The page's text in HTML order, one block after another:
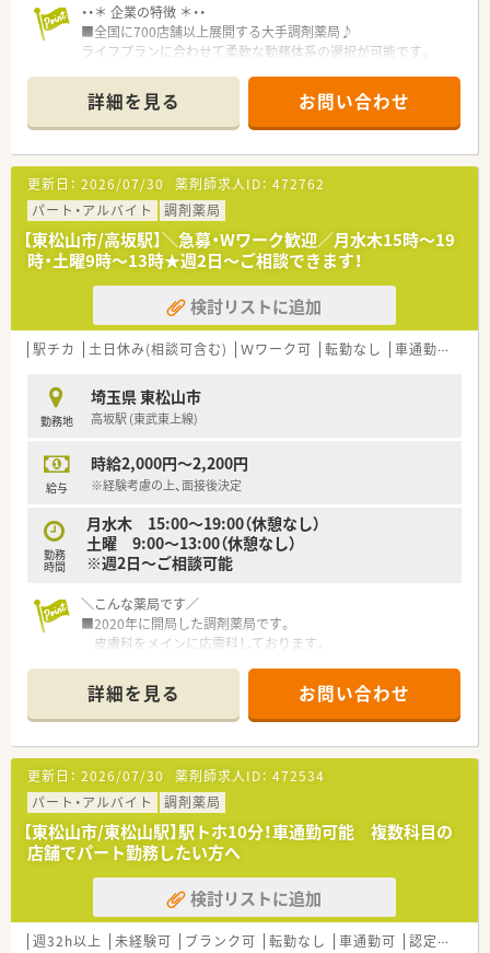
・・＊ 企業の特徴 ＊・・
■全国に700店舗以上展開する大手調剤薬局♪
ライフプランに合わせて柔軟な勤務体系の選択が可能です。
企業で長く勤めたい方におすすめの企業です。
■コース選択ができるためご自身の生活環境に合わせた働き方
を選択いただけます。
詳細を見る お問い合わせ
更新日： 2026/07/30 薬剤師求人ID： 472762
パート・アルバイト
調剤薬局
【東松山市/高坂駅】＼急募・Wワーク歓迎／月水木15時～19
時・土曜9時～13時★週2日～ご相談できます！
検討リストに追加
駅チカ 土日休み(相談可含む) Ｗワーク可 転勤なし 車通勤可
勤務地
埼玉県 東松山市
高坂駅 (東武東上線)
給与
時給2,000円～2,200円
※経験考慮の上、面接後決定
勤務
時間
月水木 15:00～19:00（休憩なし）
土曜 9:00～13:00（休憩なし）
※週2日～ご相談可能
＼こんな薬局です／
■2020年に開局した調剤薬局です。
皮膚科をメインに応需科しております。
マイカー通勤も可能です。
■午後帯のパート募集！
60代の方などもご相談可能です。
詳細を見る お問い合わせ
更新日： 2026/07/30 薬剤師求人ID： 472534
パート・アルバイト
調剤薬局
【東松山市/東松山駅】駅トホ10分！車通勤可能 複数科目の
店舗でパート勤務したい方へ
検討リストに追加
週32h以上 未経験可 ブランク可 転勤なし 車通勤可 認定薬剤師取得支援あり